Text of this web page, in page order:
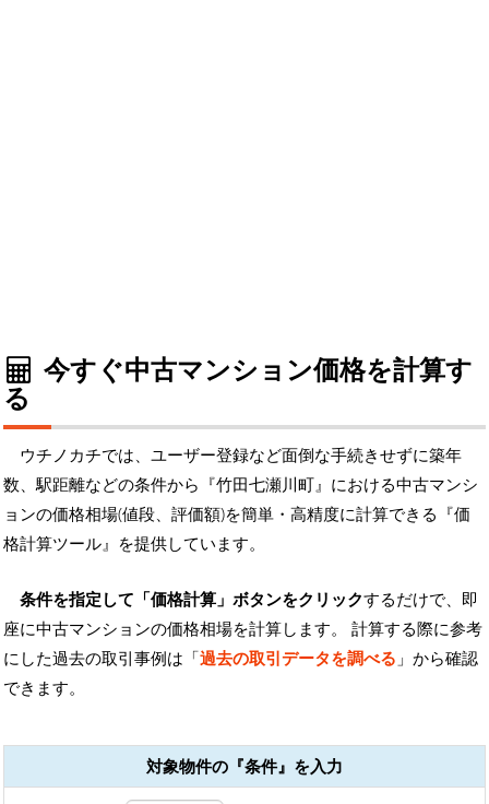
今すぐ中古マンション価格を計算す
る
ウチノカチでは、ユーザー登録など面倒な手続きせずに築年
数、駅距離などの条件から『竹田七瀬川町』における中古マンシ
ョンの価格相場(値段、評価額)を簡単・高精度に計算できる『価
格計算ツール』を提供しています。
条件を指定して「価格計算」ボタンをクリックするだけで、即
座に中古マンションの価格相場を計算します。 計算する際に参考
にした過去の取引事例は「過去の取引データを調べる 」から確認
できます。
対象物件の『条件』を入力